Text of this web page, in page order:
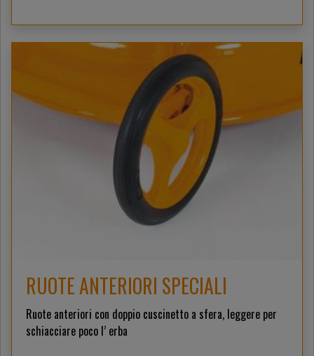
RUOTE ANTERIORI SPECIALI
Ruote anteriori con doppio cuscinetto a sfera, leggere per
schiacciare poco l’ erba